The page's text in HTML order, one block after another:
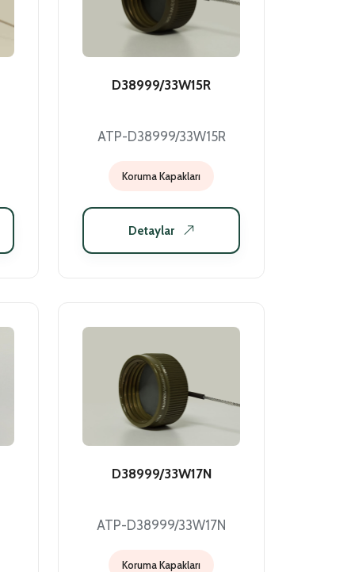
D38999/33W15R
ATP-D38999/33W15R
Koruma Kapakları
Detaylar
D38999/33W17N
ATP-D38999/33W17N
Koruma Kapakları